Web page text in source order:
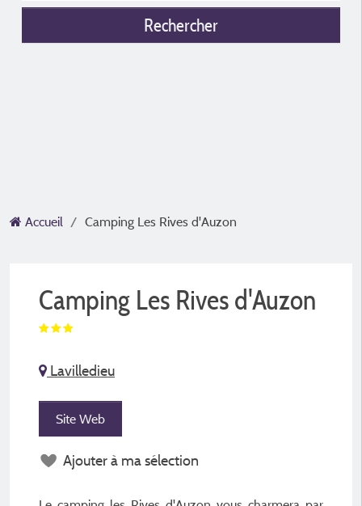
Rechercher
Accueil Camping Les Rives d'Auzon
Camping Les Rives d'Auzon
Lavilledieu
Site Web
Ajouter à ma sélection